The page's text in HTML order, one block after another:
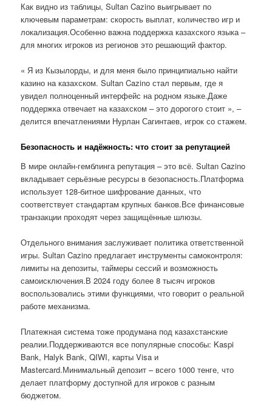
Как видно из таблицы, Sultan Cazino выигрывает по
ключевым параметрам: скорость выплат, количество игр и
локализация.Особенно важна поддержка казахского языка –
для многих игроков из регионов это решающий фактор.
« Я из Кызылорды, и для меня было принципиально найти
казино на казахском. Sultan Cazino стал первым, где я
увидел полноценный интерфейс на родном языке.Даже
поддержка отвечает на казахском – это дорогого стоит », –
делится впечатлениями Нурлан Сагинтаев, игрок со стажем.
Безопасность и надёжность: что стоит за репутацией
В мире онлайн-гемблинга репутация – это всё. Sultan Cazino
вкладывает серьёзные ресурсы в безопасность.Платформа
использует 128-битное шифрование данных, что
соответствует стандартам крупных банков.Все финансовые
транзакции проходят через защищённые шлюзы.
Отдельного внимания заслуживает политика ответственной
игры. Sultan Cazino предлагает инструменты самоконтроля:
лимиты на депозиты, таймеры сессий и возможность
самоисключения.В 2024 году более 8 тысяч игроков
воспользовались этими функциями, что говорит о реальной
работе механизма.
Платежная система тоже продумана под казахстанские
реалии.Поддерживаются все популярные способы: Kaspi
Bank, Halyk Bank, QIWI, карты Visa и
Mastercard.Минимальный депозит – всего 1000 тенге, что
делает платформу доступной для игроков с разным
бюджетом.